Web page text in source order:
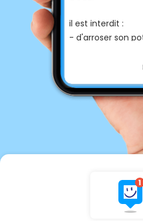
il est interdit :
- d'arroser son
- d'arroser les
- de laver son
- de nettoyer les
toitures et
imperméables,
- de remplir sa
Merci de respecter
scrupuleusement